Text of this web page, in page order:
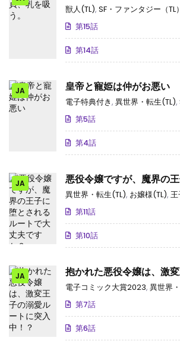
獣人(TL), SF・ファンタジー（TL）
第15話
第14話
JA 皇帝と寵姫は仲がお悪い
電子特典付き, 異世界・転生(TL),
第5話
第4話
JA
悪役令嬢ですが、魔界の
ートで大丈夫ですか？
異世界・転生(TL), お嬢様(TL), 王
第11話
第10話
JA
抱かれた悪役令嬢は、激
に突入中！？
電子コミック大賞2023, 異世界
第7話
第6話